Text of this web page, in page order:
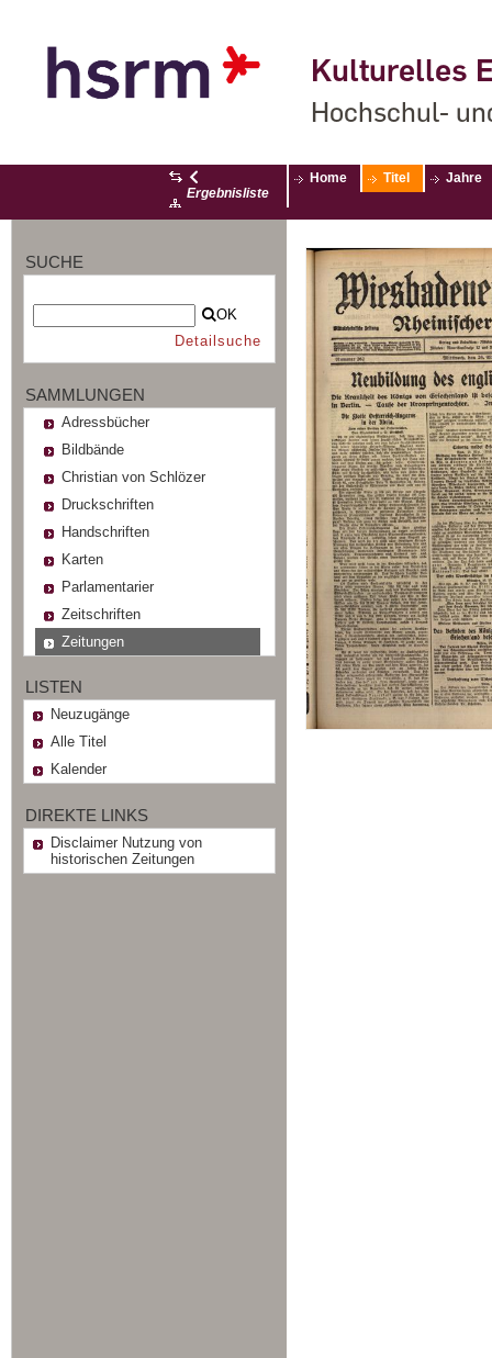
Kulturelles
Hochschul-
Ergebnisliste
Home Titel Jahre
SUCHE
OK
Detailsuche
SAMMLUNGEN
Adressbücher
Bildbände
Christian von Schlözer
Druckschriften
Handschriften
Karten
Parlamentarier
Zeitschriften
Zeitungen
LISTEN
Neuzugänge
Alle Titel
Kalender
DIREKTE LINKS
Disclaimer Nutzung von
historischen Zeitungen